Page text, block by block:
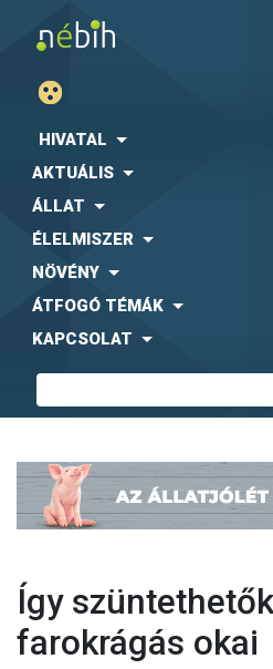
HIVATAL
AKTUÁLIS
ÁLLAT
ÉLELMISZER
NÖVÉNY
ÁTFOGÓ TÉMÁK
KAPCSOLAT
Így
farokrágás okai